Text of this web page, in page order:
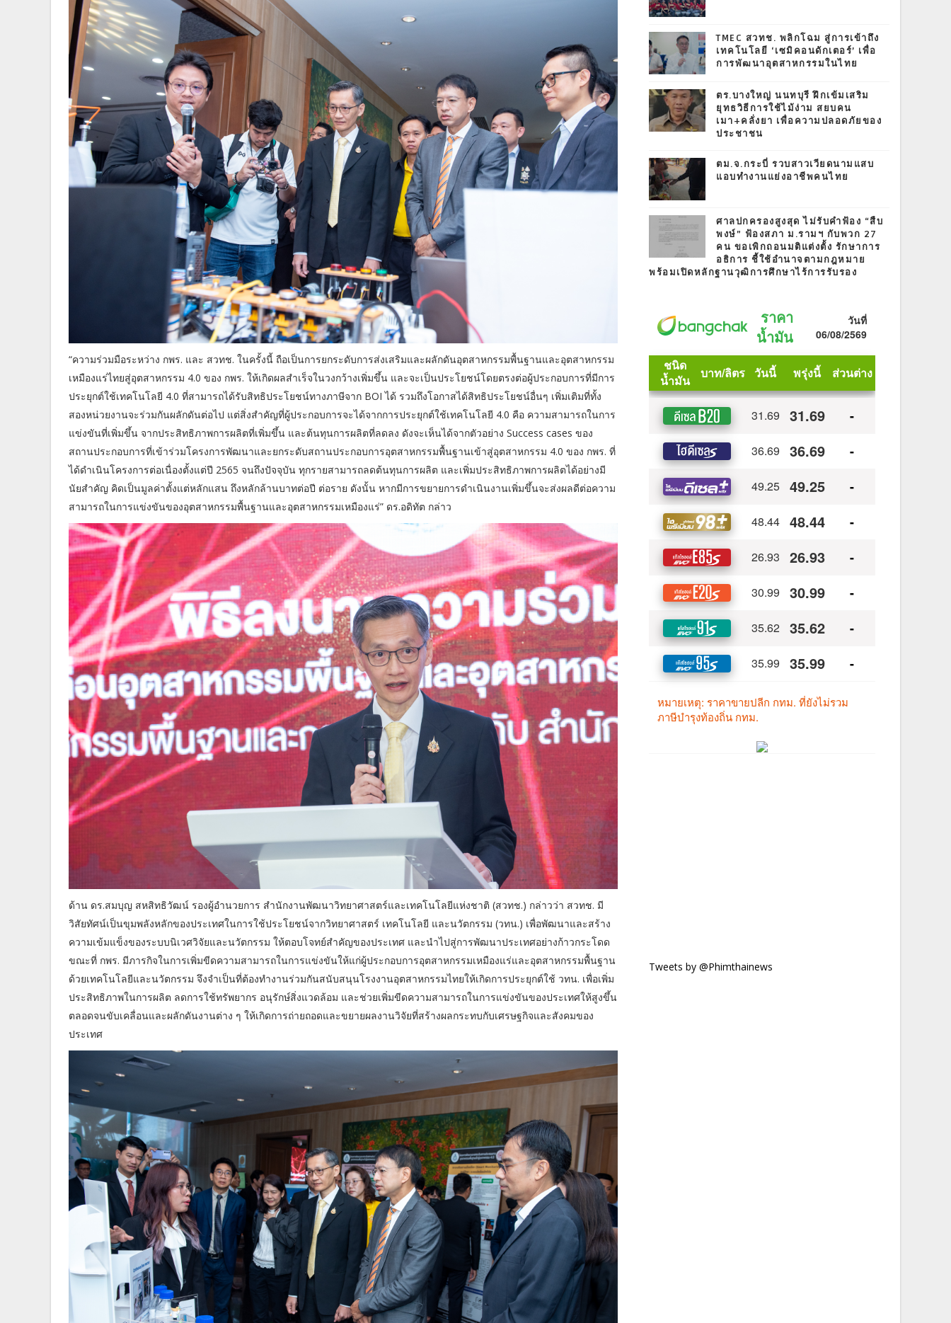
“ความร่วมมือระหว่าง กพร. และ สวทช. ในครั้งนี้ ถือเป็นการยกระดับการส่งเสริมและผลักดันอุตสาหกรรมพื้นฐานและอุตสาหกรรม
เหมืองแร่ไทยสู่อุตสาหกรรม 4.0 ของ กพร. ให้เกิดผลสำเร็จในวงกว้างเพิ่มขึ้น และจะเป็นประโยชน์โดยตรงต่อผู้ประกอบการที่มีการ
ประยุกต์ใช้เทคโนโลยี 4.0 ที่สามารถได้รับสิทธิประโยชน์ทางภาษีจาก BOI ได้ รวมถึงโอกาสได้สิทธิประโยชน์อื่นๆ เพิ่มเติมที่ทั้ง
สองหน่วยงานจะร่วมกันผลักดันต่อไป แต่สิ่งสำคัญที่ผู้ประกอบการจะได้จากการประยุกต์ใช้เทคโนโลยี 4.0 คือ ความสามารถในการ
แข่งขันที่เพิ่มขึ้น จากประสิทธิภาพการผลิตที่เพิ่มขึ้น และต้นทุนการผลิตที่ลดลง ดังจะเห็นได้จากตัวอย่าง Success cases ของ
สถานประกอบการที่เข้าร่วมโครงการพัฒนาและยกระดับสถานประกอบการอุตสาหกรรมพื้นฐานเข้าสู่อุตสาหกรรม 4.0 ของ กพร. ที่
ได้ดำเนินโครงการต่อเนื่องตั้งแต่ปี 2565 จนถึงปัจจุบัน ทุกรายสามารถลดต้นทุนการผลิต และเพิ่มประสิทธิภาพการผลิตได้อย่างมี
นัยสำคัญ คิดเป็นมูลค่าตั้งแต่หลักแสน ถึงหลักล้านบาทต่อปี ต่อราย ดังนั้น หากมีการขยายการดำเนินงานเพิ่มขึ้นจะส่งผลดีต่อความ
สามารถในการแข่งขันของอุตสาหกรรมพื้นฐานและอุตสาหกรรมเหมืองแร่” ดร.อดิทัต กล่าว
ด้าน ดร.สมบุญ สหสิทธิวัฒน์ รองผู้อำนวยการ สำนักงานพัฒนาวิทยาศาสตร์และเทคโนโลยีแห่งชาติ (สวทช.) กล่าวว่า สวทช. มี
วิสัยทัศน์เป็นขุมพลังหลักของประเทศในการใช้ประโยชน์จากวิทยาศาสตร์ เทคโนโลยี และนวัตกรรม (วทน.) เพื่อพัฒนาและสร้าง
ความเข้มแข็งของระบบนิเวศวิจัยและนวัตกรรม ให้ตอบโจทย์สำคัญของประเทศ และนำไปสู่การพัฒนาประเทศอย่างก้าวกระโดด
ขณะที่ กพร. มีภารกิจในการเพิ่มขีดความสามารถในการแข่งขันให้แก่ผู้ประกอบการอุตสาหกรรมเหมืองแร่และอุตสาหกรรมพื้นฐาน
ด้วยเทคโนโลยีและนวัตกรรม จึงจำเป็นที่ต้องทำงานร่วมกันสนับสนุนโรงงานอุตสาหกรรมไทยให้เกิดการประยุกต์ใช้ วทน. เพื่อเพิ่ม
ประสิทธิภาพในการผลิต ลดการใช้ทรัพยากร อนุรักษ์สิ่งแวดล้อม และช่วยเพิ่มขีดความสามารถในการแข่งขันของประเทศให้สูงขึ้น
ตลอดจนขับเคลื่อนและผลักดันงานต่าง ๆ ให้เกิดการถ่ายถอดและขยายผลงานวิจัยที่สร้างผลกระทบกับเศรษฐกิจและสังคมของ
ประเทศ
TMEC สวทช. พลิกโฉม สู่การเข้าถึง
เทคโนโลยี ‘เซมิคอนดักเตอร์’ เพื่อ
การพัฒนาอุตสาหกรรมในไทย
ตร.บางใหญ่ นนทบุรี ฝึกเข้มเสริม
ยุทธวิธีการใช้ไม้ง่าม สยบคน
เมา+คลั่งยา เพื่อความปลอดภัยของ
ประชาชน
ตม.จ.กระบี่ รวบสาวเวียดนามแสบ
แอบทำงานแย่งอาชีพคนไทย
ศาลปกครองสูงสุด ไม่รับคำฟ้อง “สืบ
พงษ์” ฟ้องสภา ม.รามฯ กับพวก 27
คน ขอเพิกถอนมติแต่งตั้ง รักษาการ
อธิการ ชี้ใช้อำนาจตามกฎหมาย
พร้อมเปิดหลักฐานวุฒิการศึกษาไร้การรับรอง
Tweets by @Phimthainews